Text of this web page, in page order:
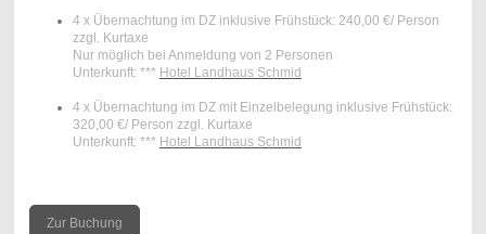
4 x Übernachtung im DZ inklusive Frühstück: 240,00 €/ Person
zzgl. Kurtaxe
Nur möglich bei Anmeldung von 2 Personen
Unterkunft: *** Hotel Landhaus Schmid
4 x Übernachtung im DZ mit Einzelbelegung inklusive Frühstück:
320,00 €/ Person zzgl. Kurtaxe
Unterkunft: *** Hotel Landhaus Schmid
Zur Buchung